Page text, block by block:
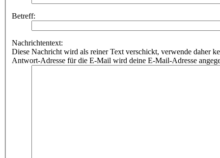
Betreff:
Nachrichtentext:
Diese Nachricht wird als reiner Text verschickt, verwende daher
Antwort-Adresse für die E-Mail wird deine E-Mail-Adresse